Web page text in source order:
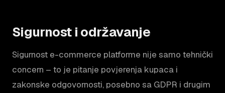
Sigurnost i održavanje
Sigurnost e-commerce platforme nije samo tehnički
concern – to je pitanje povjerenja kupaca i
zakonske odgovornosti, posebno sa GDPR i drugim